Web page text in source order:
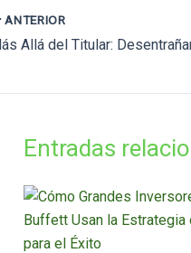
ANTERIOR
Entradas